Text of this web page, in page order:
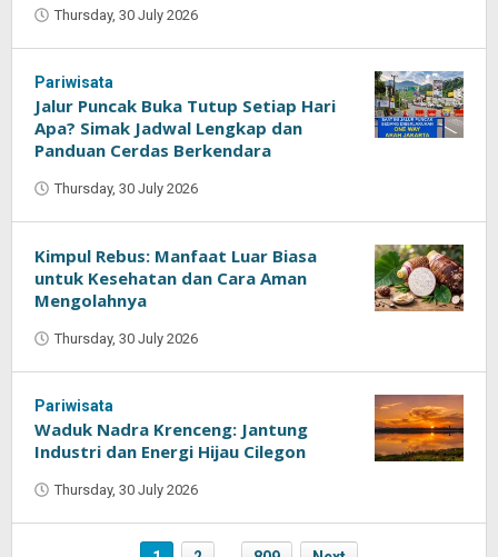
Thursday, 30 July 2026
Pariwisata
Jalur Puncak Buka Tutup Setiap Hari
Apa? Simak Jadwal Lengkap dan
Panduan Cerdas Berkendara
Thursday, 30 July 2026
Kimpul Rebus: Manfaat Luar Biasa
untuk Kesehatan dan Cara Aman
Mengolahnya
Thursday, 30 July 2026
Pariwisata
Waduk Nadra Krenceng: Jantung
Industri dan Energi Hijau Cilegon
Thursday, 30 July 2026